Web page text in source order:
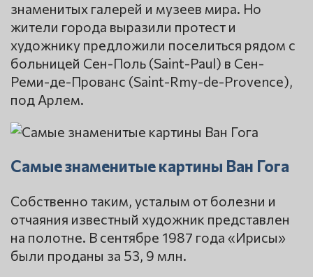
знаменитых галерей и музеев мира. Но
жители города выразили протест и
художнику предложили поселиться рядом с
больницей Сен-Поль (Saint-Paul) в Сен-
Реми-де-Прованс (Saint-Rmy-de-Provence),
под Арлем.
Самые знаменитые картины Ван Гога
Собственно таким, усталым от болезни и
отчаяния известный художник представлен
на полотне. В сентябре 1987 года «Ирисы»
были проданы за 53, 9 млн.